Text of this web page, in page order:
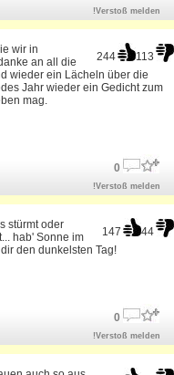
!Verstoß melden
244 113
wir in
an all die
wieder ein Lächeln über die
Jahr wieder ein Gedicht zum
mag.
0
!Verstoß melden
147 44
stürmt oder
hab' Sonne im
den dunkelsten Tag!
0
!Verstoß melden